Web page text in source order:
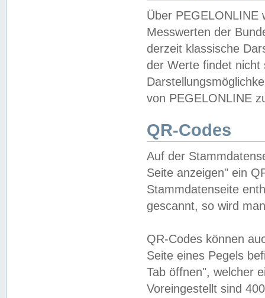
Über PEGELONLINE
Messwerten der
derzeit klassische
der Werte findet
von PEGELONLINE
QR-Codes
Auf der
Seite anzeigen" ein
Stammdatenseite
gescannt, so wird
QR-Codes können
Seite eines Pegels
Tab öffnen", welcher
Voreingestellt sind